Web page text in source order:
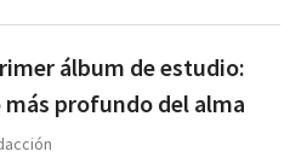
álbum de estudio:
profundo del alma